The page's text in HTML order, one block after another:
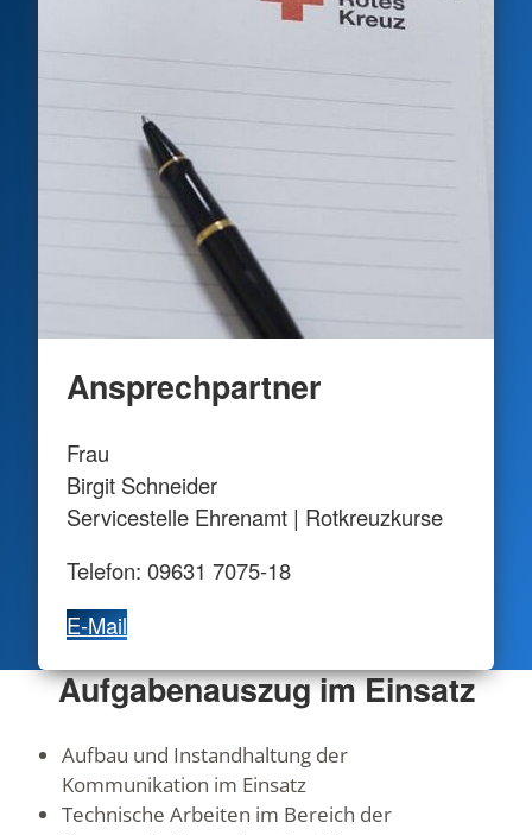
Ansprechpartner
Frau
Birgit Schneider
Servicestelle Ehrenamt | Rotkreuzkurse
Telefon: 09631 7075-18
E-Mail
Aufgabenauszug im Einsatz
Aufbau und Instandhaltung der
Kommunikation im Einsatz
Technische Arbeiten im Bereich der